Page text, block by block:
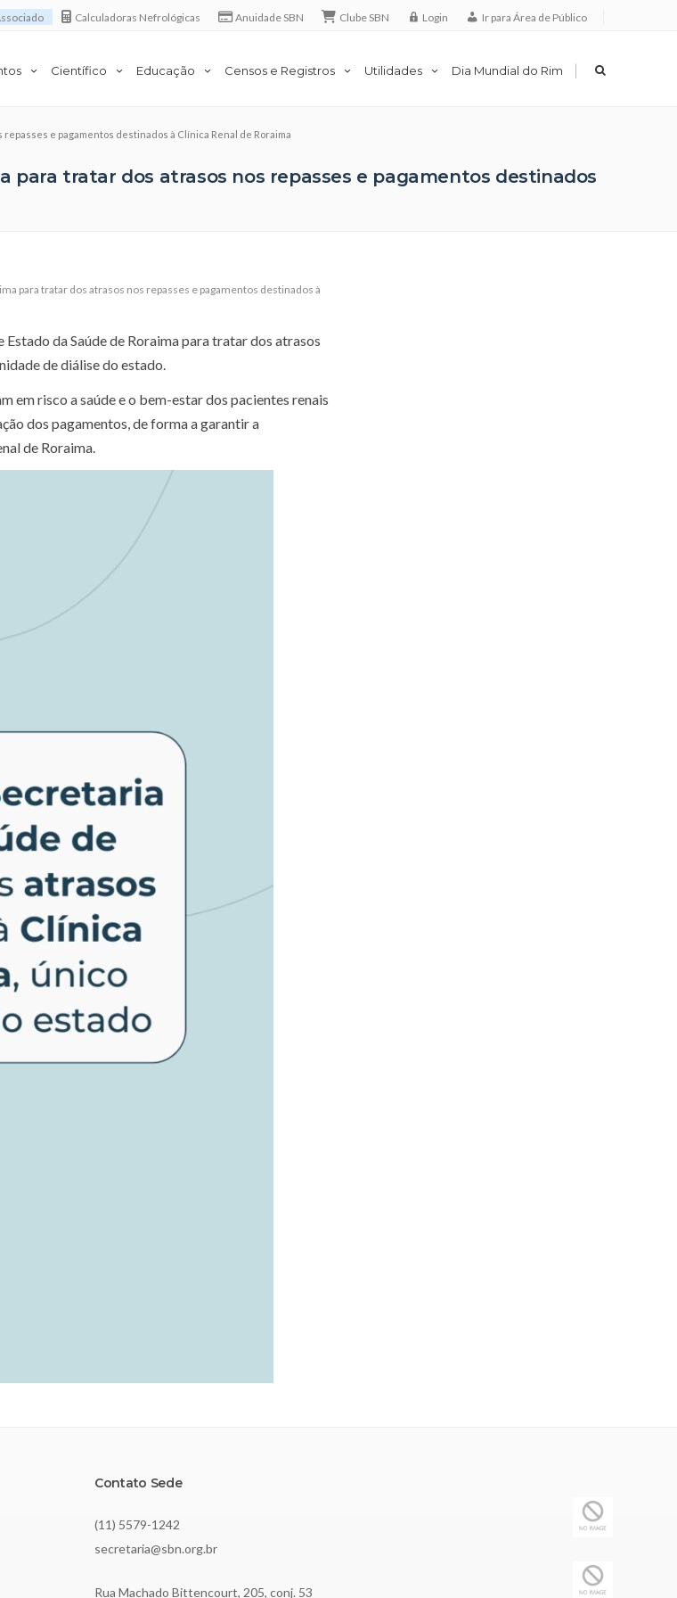
Calculadoras Nefrológicas Anuidade SBN Clube SBN Login Ir para Área de Público
Científico Educação Censos e Registros Utilidades Dia Mundial do Rim |
e pagamentos destinados à Clínica Renal de Roraima
para tratar dos atrasos nos repasses e pagamentos destinados
para tratar dos atrasos nos repasses e pagamentos destinados à
da Saúde de Roraima para tratar dos atrasos
de diálise do estado.
em risco a saúde e o bem-estar dos pacientes renais
dos pagamentos, de forma a garantir a
de Roraima.
Contato Sede
(11) 5579-1242
secretaria@sbn.org.br
Rua Machado Bittencourt, 205, conj. 53